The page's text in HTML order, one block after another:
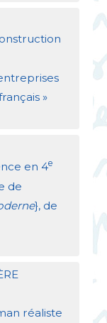
»
en 4e
de
}, de
RE
réaliste